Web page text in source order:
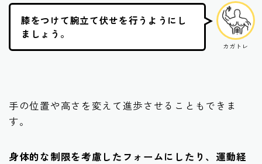
カガトレ
膝をつけて腕立て伏せを行うようにし
ましょう。
手の位置や高さを変えて進歩させることもできま
す。
身体的な制限を考慮したフォームにしたり、運動経